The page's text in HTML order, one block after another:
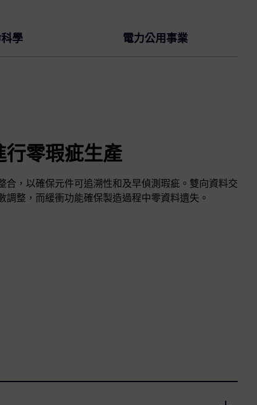
學 電力公用事業
零瑕疵生產
合，以確保元件可追溯性和及早偵測瑕疵。雙向資料交
調整，而緩衝功能確保製造過程中零資料遺失。